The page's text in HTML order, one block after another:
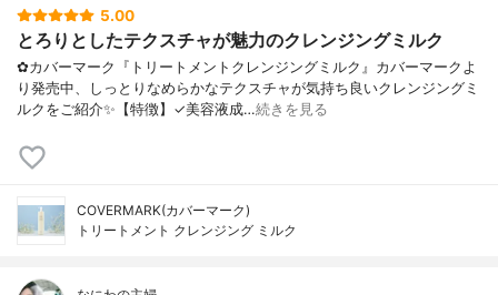
5.00
とろりとしたテクスチャが魅力のクレンジングミルク
✿カバーマーク『トリートメントクレンジングミルク』カバーマークよ
り発売中、しっとりなめらかなテクスチャが気持ち良いクレンジングミ
ルクをご紹介✨【特徴】✓美容液成…続きを見る
COVERMARK(カバーマーク)
トリートメント クレンジング ミルク